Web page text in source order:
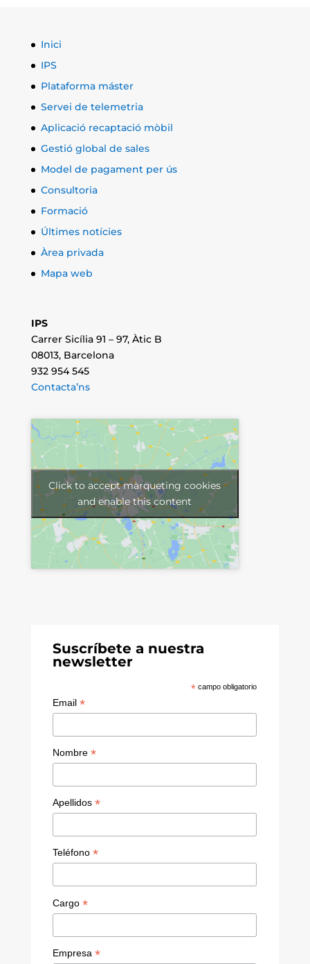
Inici
IPS
Plataforma máster
Servei de telemetria
Aplicació recaptació mòbil
Gestió global de sales
Model de pagament per ús
Consultoria
Formació
Últimes notícies
Àrea privada
Mapa web
IPS
Carrer Sicília 91 – 97, Àtic B
08013, Barcelona
932 954 545
Contacta’ns
Click to accept màrqueting cookies
and enable this content
Suscríbete a nuestra
newsletter
*campo obligatorio
Email *
Nombre *
Apellidos *
Teléfono *
Cargo *
Empresa *